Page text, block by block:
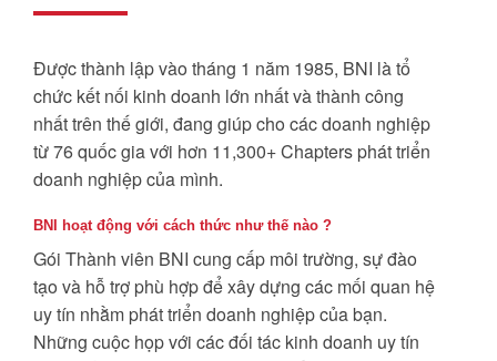
Được thành lập vào tháng 1 năm 1985, BNI là tổ
chức kết nối kinh doanh lớn nhất và thành công
nhất trên thế giới, đang giúp cho các doanh nghiệp
từ 76 quốc gia với hơn 11,300+ Chapters phát triển
doanh nghiệp của mình.
BNI hoạt động với cách thức như thế nào ?
Gói Thành viên BNI cung cấp môi trường, sự đào
tạo và hỗ trợ phù hợp để xây dựng các mối quan hệ
uy tín nhằm phát triển doanh nghiệp của bạn.
Những cuộc họp với các đối tác kinh doanh uy tín